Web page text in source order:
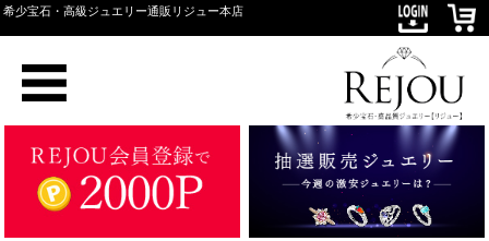
希少宝石・高級ジュエリー通販リジュー本店